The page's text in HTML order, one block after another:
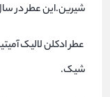
شیرین.این عطر در سال 2007 به بازار عطر و ادکلن
شیک.